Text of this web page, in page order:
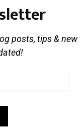
posts, tips & new